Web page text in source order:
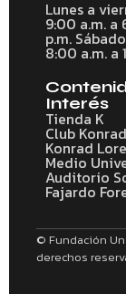
Lunes a
9:00 a.m. a
p.m.
8:00 a.m. a
Interés
Tienda K
Club Konrad
Konrad
Medio
Auditorio
Fajardo
© Fundación
derechos